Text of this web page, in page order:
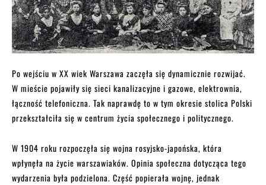
Po wejściu w XX wiek Warszawa zaczęła się dynamicznie rozwijać.
W mieście pojawiły się sieci kanalizacyjne i gazowe, elektrownia,
łączność telefoniczna. Tak naprawdę to w tym okresie stolica Polski
przekształciła się w centrum życia społecznego i politycznego.
W 1904 roku rozpoczęła się wojna rosyjsko-japońska, która
wpłynęła na życie warszawiaków. Opinia społeczna dotycząca tego
wydarzenia była podzielona. Część popierała wojnę, jednak